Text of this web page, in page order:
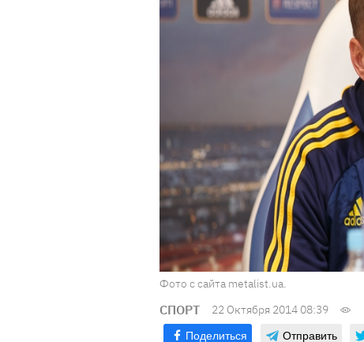
Фото с сайта metalist.ua.
СПОРТ 22 Октября 2014 08:39
Поделиться Отправить